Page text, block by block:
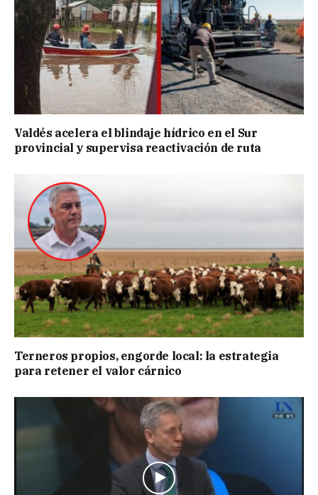
Valdés acelera el blindaje hídrico en el Sur
provincial y supervisa reactivación de ruta
Terneros propios, engorde local: la estrategia
para retener el valor cárnico